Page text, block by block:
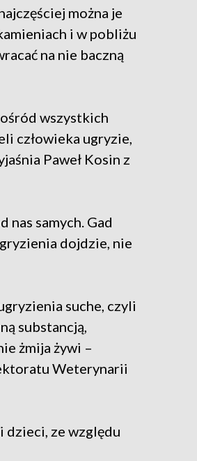
można je
i w pobliżu
na nie baczną
wszystkich
człowieka ugryzie,
Paweł Kosin z
nas samych. Gad
dojdzie, nie
suche, czyli
substancją,
żmija żywi –
Weterynarii
dzieci, ze względu